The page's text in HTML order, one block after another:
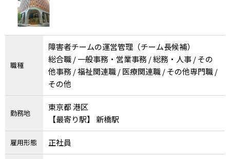
職種
障害者チームの運営管理（チーム長候補）
総合職 / 一般事務・営業事務 / 総務・人事 / その
他事務 / 福祉関連職 / 医療関連職 / その他専門職 /
その他
勤務地
東京都 港区
【最寄り駅】 新橋駅
雇用形態 正社員